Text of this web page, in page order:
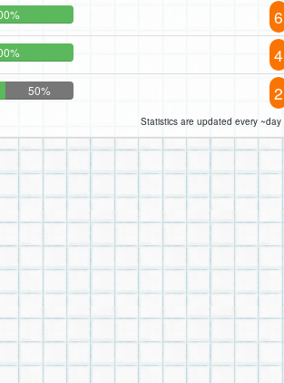
6
4
50% 2
Statistics are updated every ~day